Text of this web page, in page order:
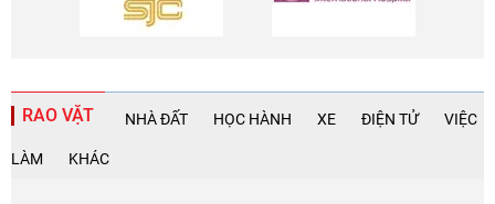
RAO VẶT NHÀ ĐẤT HỌC HÀNH XE ĐIỆN TỬ VIỆC
LÀM KHÁC